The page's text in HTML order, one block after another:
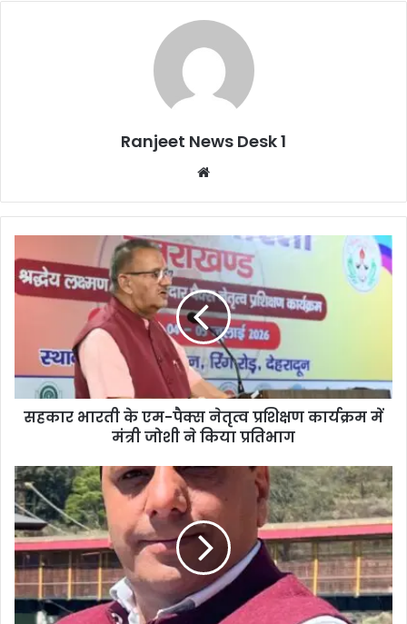
Ranjeet News Desk 1
te
सहकार भारती के एम-पैक्स नेतृत्व प्रशिक्षण कार्यक्रम में
मंत्री जोशी ने किया प्रतिभाग